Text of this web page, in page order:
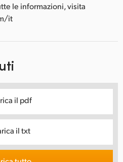
le informazioni, visita
it
il pdf
il txt